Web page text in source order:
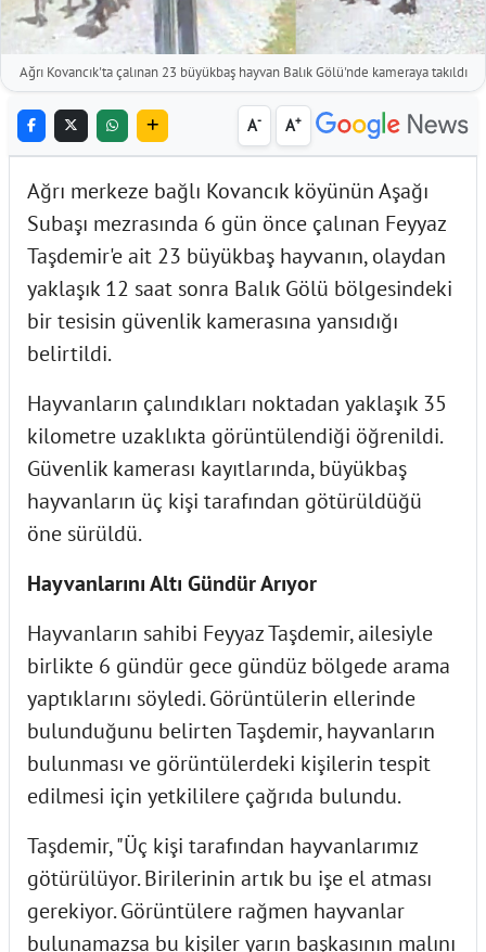
Ağrı Kovancık'ta çalınan 23 büyükbaş hayvan Balık Gölü'nde kameraya takıldı
A- A+
Ağrı merkeze bağlı Kovancık köyünün Aşağı
Subaşı mezrasında 6 gün önce çalınan Feyyaz
Taşdemir'e ait 23 büyükbaş hayvanın, olaydan
yaklaşık 12 saat sonra Balık Gölü bölgesindeki
bir tesisin güvenlik kamerasına yansıdığı
belirtildi.
Hayvanların çalındıkları noktadan yaklaşık 35
kilometre uzaklıkta görüntülendiği öğrenildi.
Güvenlik kamerası kayıtlarında, büyükbaş
hayvanların üç kişi tarafından götürüldüğü
öne sürüldü.
Hayvanlarını Altı Gündür Arıyor
Hayvanların sahibi Feyyaz Taşdemir, ailesiyle
birlikte 6 gündür gece gündüz bölgede arama
yaptıklarını söyledi. Görüntülerin ellerinde
bulunduğunu belirten Taşdemir, hayvanların
bulunması ve görüntülerdeki kişilerin tespit
edilmesi için yetkililere çağrıda bulundu.
Taşdemir, "Üç kişi tarafından hayvanlarımız
götürülüyor. Birilerinin artık bu işe el atması
gerekiyor. Görüntülere rağmen hayvanlar
bulunamazsa bu kişiler yarın başkasının malını